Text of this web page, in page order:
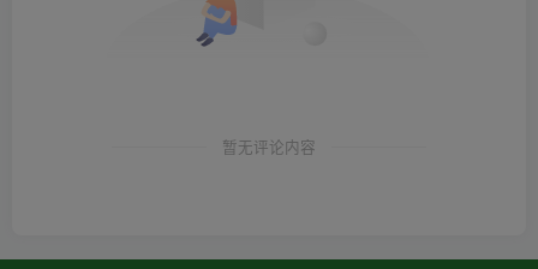
暂无评论内容